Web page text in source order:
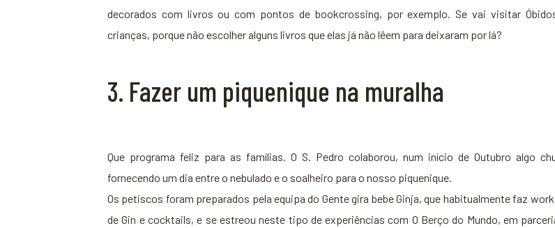
decorados com livros ou com pontos de bookcrossing, por exemplo. Se vai visitar
crianças, porque não escolher alguns livros que elas já não lêem para deixaram por lá?
3. Fazer um piquenique na muralha
Que programa feliz para as famílias. O S. Pedro colaborou, num início de Outubro algo
fornecendo um dia entre o nebulado e o soalheiro para o nosso piquenique.
Os petiscos foram preparados pela equipa do Gente gira bebe Ginja, que habitualmente faz
de Gin e cocktails, e se estreou neste tipo de experiências com O Berço do Mundo, em